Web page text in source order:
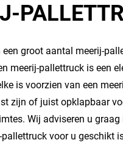
een groot aantal meerij-
meerij-pallettruck is een
is voorzien van een
zijn of juist opklapbaar
Wij adviseren u graag
pallettruck voor u geschikt